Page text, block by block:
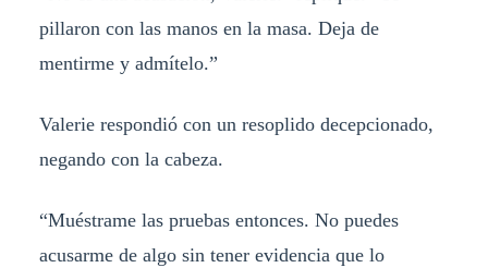
pillaron con las manos en la masa. Deja de
mentirme y admítelo.”
Valerie respondió con un resoplido decepcionado,
negando con la cabeza.
“Muéstrame las pruebas entonces. No puedes
acusarme de algo sin tener evidencia que lo